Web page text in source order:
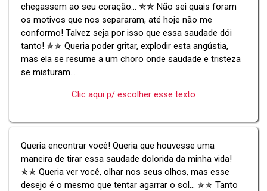
chegassem ao seu coração... ✯✯ Não sei quais foram
os motivos que nos separaram, até hoje não me
conformo! Talvez seja por isso que essa saudade dói
tanto! ✯✯ Queria poder gritar, explodir esta angústia,
mas ela se resume a um choro onde saudade e tristeza
se misturam...
Clic aqui p/ escolher esse texto
Queria encontrar você! Queria que houvesse uma
maneira de tirar essa saudade dolorida da minha vida!
✯✯ Queria ver você, olhar nos seus olhos, mas esse
desejo é o mesmo que tentar agarrar o sol... ✯✯ Tanto